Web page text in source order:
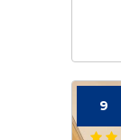
9